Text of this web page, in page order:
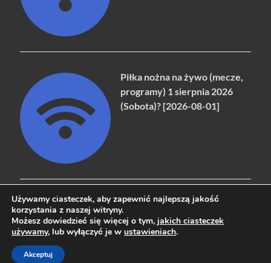
Piłka nożna na żywo (mecze,
programy) 1 sierpnia 2026
(Sobota)? [2026-08-01]
Copyright © 2026naziemna.info - Telewizja cyfrowa, Radio,
Powered byWordPress
Używamy ciasteczek, aby zapewnić najlepszą jakość
korzystania z naszej witryny.
Możesz dowiedzieć się więcej o tym, jakich ciasteczek
używamy, lub wyłączyć je w ustawieniach.
Akceptuj